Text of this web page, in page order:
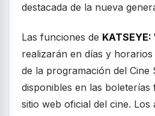
destacada de la nueva
Las funciones de KATSEYE:
realizarán en días y
de la programación del Cine
disponibles en las boleterías
sitio web oficial del cine.